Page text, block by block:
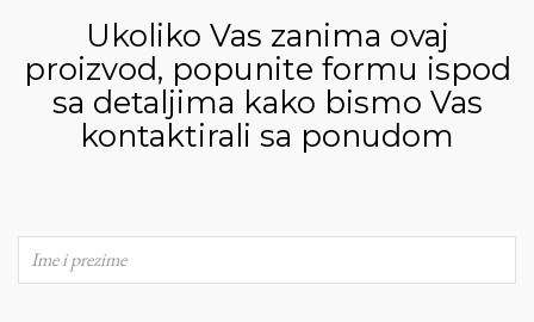
Ukoliko Vas zanima ovaj
proizvod, popunite formu ispod
sa detaljima kako bismo Vas
kontaktirali sa ponudom